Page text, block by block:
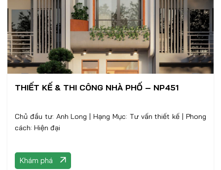
THIẾT KẾ & THI CÔNG NHÀ PHỐ – NP451
Chủ đầu tư: Anh Long | Hạng Mục: Tư vấn thiết kế | Phong
cách: Hiện đại
Khám phá